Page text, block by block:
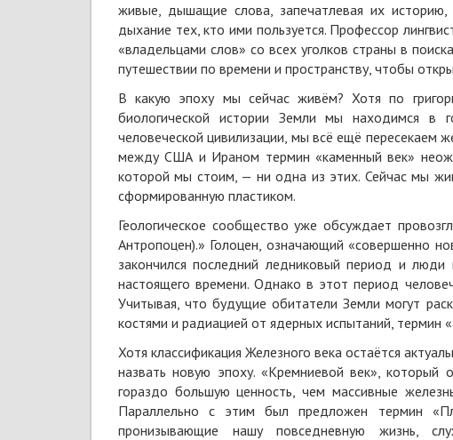
живые, дышащие слова, запечатлевая их
дыхание тех, кто ими пользуется. Профессор
«владельцами слов» со всех уголков страны в
путешествии по времени и пространству, чтобы
В какую эпоху мы сейчас живём? Хотя по
биологической истории Земли мы находимся в
человеческой цивилизации, мы всё ещё пересекаем
между США и Ираном термин «каменный век»
которой мы стоим, — ни одна из этих. Сейчас мы
сформированную пластиком.
Геологическое сообщество уже обсуждает
Антропоцен).» Голоцен, означающий «совершенно
закончился последний ледниковый период и
настоящего времени. Однако в этот период
Учитывая, что будущие обитатели Земли могут
костями и радиацией от ядерных испытаний,
Хотя классификация Железного века остаётся
назвать новую эпоху. «Кремниевой век», который
гораздо большую ценность, чем массивные
Параллельно с этим был предложен термин
пронизывающие нашу повседневную жизнь,